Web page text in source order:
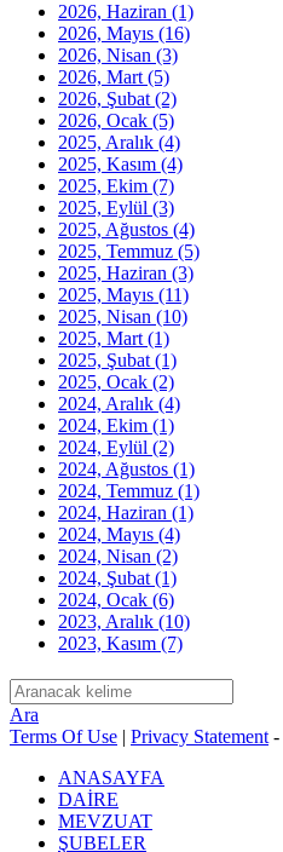
2026, Haziran (1)
2026, Mayıs (16)
2026, Nisan (3)
2026, Mart(5)
2026, Şubat(2)
2026, Ocak (5)
2025, Aralık (4)
2025, Kasım (4)
2025, Ekim (7)
2025, Eylül (3)
2025, Ağustos (4)
2025, Temmuz (5)
2025, Haziran (3)
2025, Mayıs (11)
2025, Nisan (10)
2025, Mart(1)
2025, Şubat(1)
2025, Ocak (2)
2024, Aralık (4)
2024, Ekim (1)
2024, Eylül (2)
2024, Ağustos (1)
2024, Temmuz (1)
2024, Haziran (1)
2024, Mayıs (4)
2024, Nisan (2)
2024, Şubat(1)
2024, Ocak (6)
2023, Aralık (10)
2023, Kasım (7)
Ara
Terms Of Use | Privacy Statement -
ANASAYFA
DAİRE
MEVZUAT
ŞUBELER